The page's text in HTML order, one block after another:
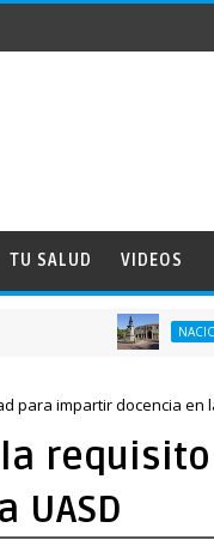
TU SALUD VIDEOS
NACIONALES
para impartir docencia en
requisito